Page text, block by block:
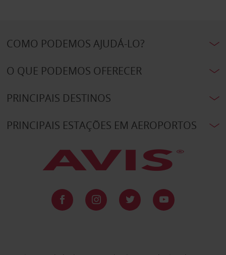
COMO PODEMOS AJUDÁ-LO?
O QUE PODEMOS OFERECER
PRINCIPAIS DESTINOS
PRINCIPAIS ESTAÇÕES EM AEROPORTOS